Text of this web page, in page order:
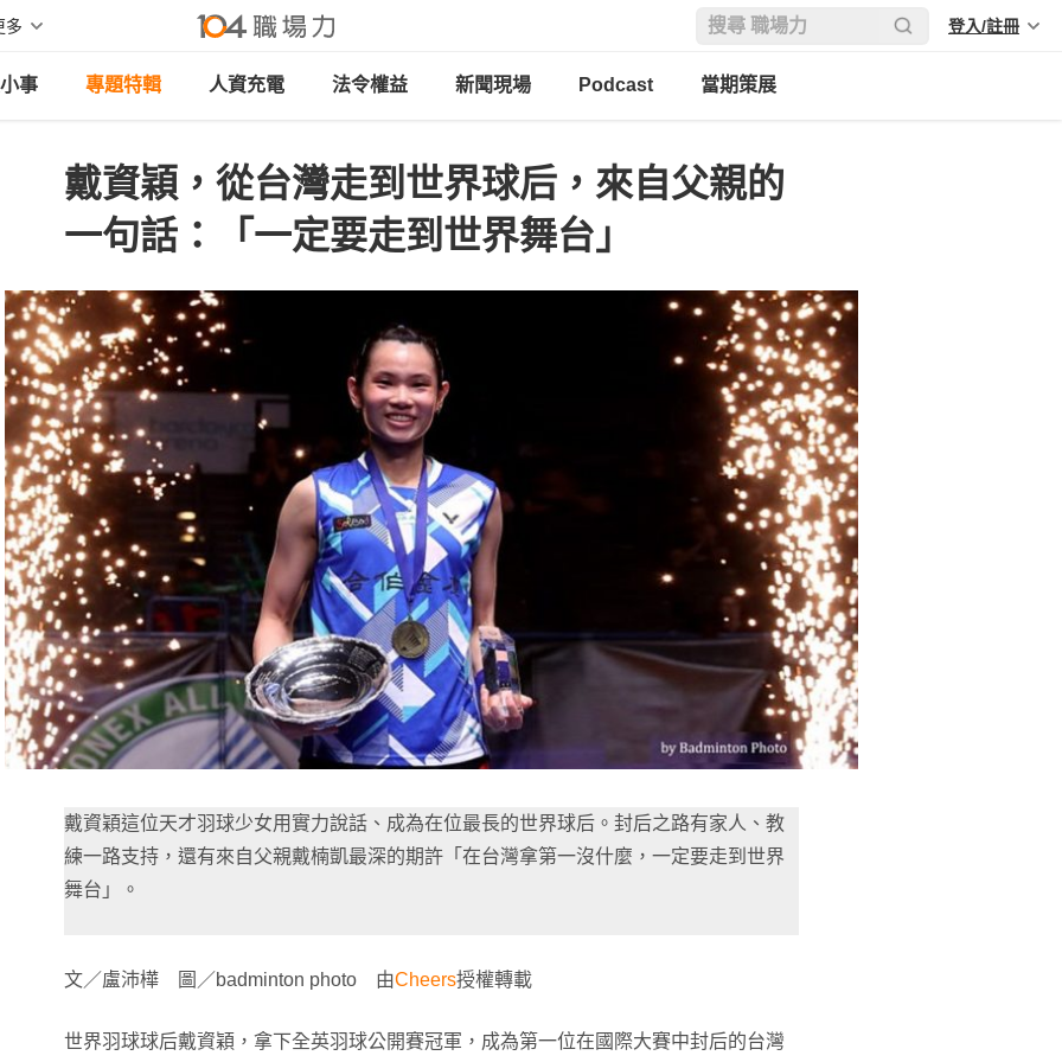
多 登入/註冊
事 專題特輯 人資充電 法令權益 新聞現場 Podcast 當期策展
戴資穎，從台灣走到世界球后，來自父親的
一句話：「一定要走到世界舞台」
戴資穎這位天才羽球少女用實力說話、成為在位最長的世界球后。封后之路有家人、教
練一路支持，還有來自父親戴楠凱最深的期許「在台灣拿第一沒什麼，一定要走到世界
舞台」。
文／盧沛樺 圖／badminton photo 由Cheers授權轉載
世界羽球球后戴資穎，拿下全英羽球公開賽冠軍，成為第一位在國際大賽中封后的台灣